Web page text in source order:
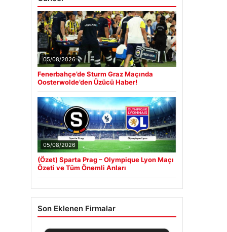
05/08/2026
Fenerbahçe’de Sturm Graz Maçında
Oosterwolde’den Üzücü Haber!
05/08/2026
(Özet) Sparta Prag – Olympique Lyon Maçı
Özeti ve Tüm Önemli Anları
Son Eklenen Firmalar